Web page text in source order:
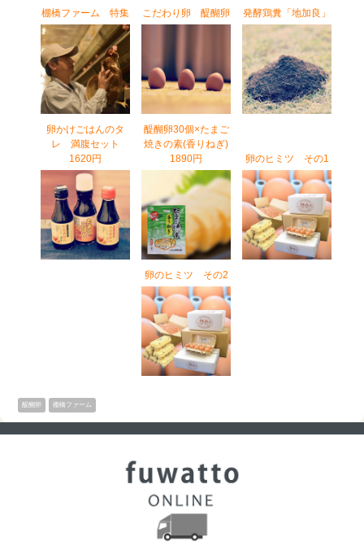
棚橋ファーム 特集 こだわり卵 醍醐卵 発酵鶏糞「地加良」
卵かけごはんのタ
レ 満腹セット
1620円
醍醐卵30個×たまご
焼きの素(香りねぎ)
1890円
卵のヒミツ その1
卵のヒミツ その2
醍醐卵 棚橋ファーム